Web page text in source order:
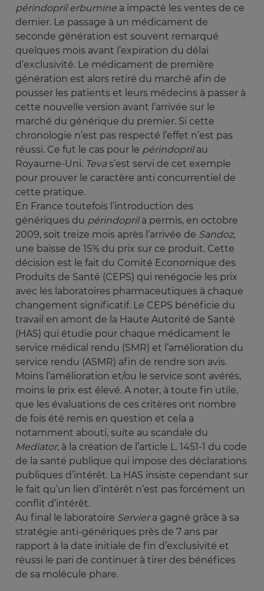
périndopril erbumine a impacté les ventes de ce
dernier. Le passage à un médicament de
seconde génération est souvent remarqué
quelques mois avant l’expiration du délai
d’exclusivité. Le médicament de première
génération est alors retiré du marché afin de
pousser les patients et leurs médecins à passer à
cette nouvelle version avant l’arrivée sur le
marché du générique du premier. Si cette
chronologie n’est pas respecté l’effet n’est pas
réussi. Ce fut le cas pour le périndoprilau
Royaume-Uni. Tevas’est servi de cet exemple
pour prouver le caractère anti concurrentiel de
cette pratique.
En France toutefois l’introduction des
génériques du périndopril a permis, en octobre
2009, soit treize mois après l’arrivée de Sandoz,
une baisse de 15% du prix sur ce produit. Cette
décision est le fait du Comité Economique des
Produits de Santé (CEPS) qui renégocie les prix
avec les laboratoires pharmaceutiques à chaque
changement significatif. Le CEPS bénéficie du
travail en amont de la Haute Autorité de Santé
(HAS) qui étudie pour chaque médicament le
service médical rendu (SMR) et l’amélioration du
service rendu (ASMR) afin de rendre son avis.
Moins l’amélioration et/ou le service sont avérés,
moins le prix est élevé. A noter, à toute fin utile,
que les évaluations de ces critères ont nombre
de fois été remis en question et cela a
notamment abouti, suite au scandale du
Mediator, à la création de l’article L. 1451-1 du code
de la santé publique qui impose des déclarations
publiques d’intérêt. La HAS insiste cependant sur
le fait qu’un lien d’intérêt n’est pas forcément un
conflit d’intérêt.
Au final le laboratoire Servier a gagné grâce à sa
stratégie anti-génériques près de 7 ans par
rapport à la date initiale de fin d’exclusivité et
réussi le pari de continuer à tirer des bénéfices
de sa molécule phare.